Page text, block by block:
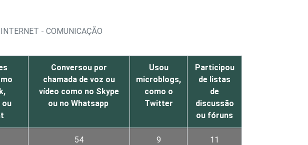
- COMUNICAÇÃO
ou
Conversou por
chamada de voz ou
vídeo como no Skype
ou no Whatsapp
Usou
microblogs,
como o
Twitter
Participou
de listas
de
discussão
ou fóruns
54 9 11